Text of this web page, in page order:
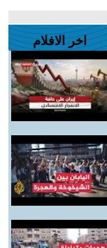
اخر الافلام